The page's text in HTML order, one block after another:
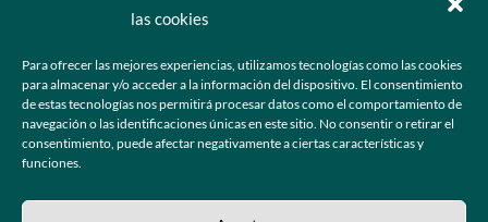
las cookies
Para ofrecer las mejores experiencias, utilizamos tecnologías como las cookies
para almacenar y/o acceder a la información del dispositivo. El consentimiento
de estas tecnologías nos permitirá procesar datos como el comportamiento de
navegación o las identificaciones únicas en este sitio. No consentir o retirar el
consentimiento, puede afectar negativamente a ciertas características y
funciones.
 +52 55 6173 7725 (Ventas)
 hola@grupo-omk.com
© 2025 Grupo OMK – Todos los derechos reservados